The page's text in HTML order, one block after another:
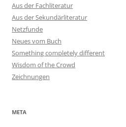
Aus der Fachliteratur
Aus der Sekundärliteratur
Netzfunde
Neues vom Buch
Something completely different
Wisdom of the Crowd
Zeichnungen
META